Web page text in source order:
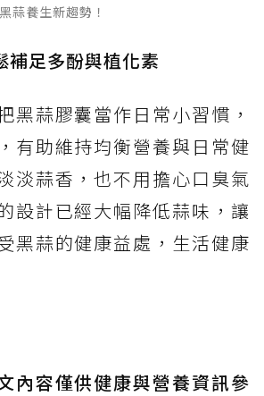
蒜養生新趨勢！
補足多酚與植化素
黑蒜膠囊當作日常小習慣，
有助維持均衡營養與日常健
淡蒜香，也不用擔心口臭氣
設計已經大幅降低蒜味，讓
黑蒜的健康益處，生活健康
內容僅供健康與營養資訊參